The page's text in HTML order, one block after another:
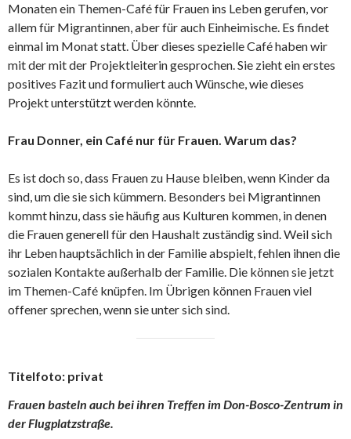
Monaten ein Themen-Café für Frauen ins Leben gerufen, vor
allem für Migrantinnen, aber für auch Einheimische. Es findet
einmal im Monat statt. Über dieses spezielle Café haben wir
mit der mit der Projektleiterin gesprochen. Sie zieht ein erstes
positives Fazit und formuliert auch Wünsche, wie dieses
Projekt unterstützt werden könnte.
Frau Donner, ein Café nur für Frauen. Warum das?
Es ist doch so, dass Frauen zu Hause bleiben, wenn Kinder da
sind, um die sie sich kümmern. Besonders bei Migrantinnen
kommt hinzu, dass sie häufig aus Kulturen kommen, in denen
die Frauen generell für den Haushalt zuständig sind. Weil sich
ihr Leben hauptsächlich in der Familie abspielt, fehlen ihnen die
sozialen Kontakte außerhalb der Familie. Die können sie jetzt
im Themen-Café knüpfen. Im Übrigen können Frauen viel
offener sprechen, wenn sie unter sich sind.
Titelfoto: privat
Frauen basteln auch bei ihren Treffen im Don-Bosco-Zentrum in
der Flugplatzstraße.